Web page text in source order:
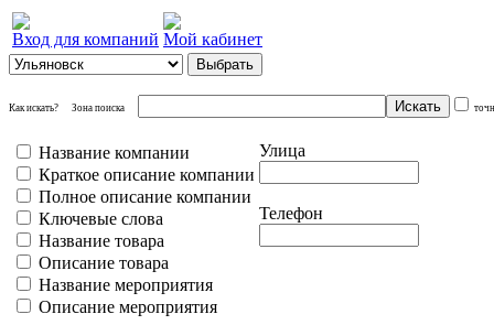
Вход для компаний Мой кабинет
Как искать? Зона поиска
Название компании
Краткое описание компании
Полное описание компании
Ключевые слова
Название товара
Описание товара
Название мероприятия
Описание мероприятия
Улица
Телефон